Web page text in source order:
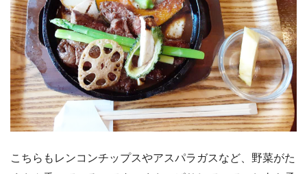
こちらもレンコンチップスやアスパラガスなど、野菜がた